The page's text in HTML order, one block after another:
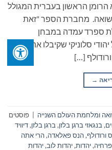
הרומן הראשון בעברית המגולל
בשואה. מחברת הספר "זאת
ספרד עמדה במבחן
סלוניקי שקיבלו את
[…]
→
ומלחמת העולם השנייה
פוסטים
, בנגאזי ברגן בלזן, ברגן בלזן,דיוויד
ורודולף,הנס פאלאדה,הרי אתה
,יהדות,יהדות לוב,יהדות